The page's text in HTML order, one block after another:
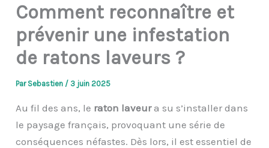
Comment reconnaître et
prévenir une infestation
de ratons laveurs ?
Par Sebastien / 3 juin 2025
Au fil des ans, le raton laveura su s’installer dans
le paysage français, provoquant une série de
conséquences néfastes. Dès lors, il est essentiel de